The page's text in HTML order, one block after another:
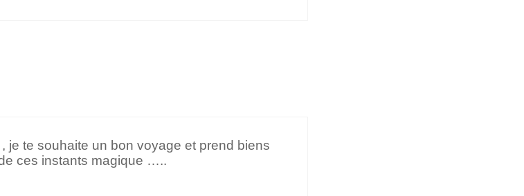
je te souhaite un bon voyage et prend biens
ces instants magique …..